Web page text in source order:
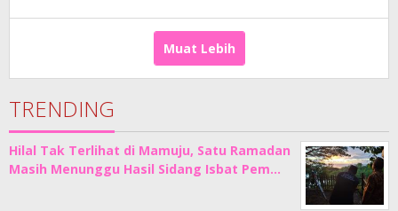
Junaedi
Sholat
Muat Lebih
TRENDING
Hilal Tak Terlihat di Mamuju, Satu Ramadan
Masih Menunggu Hasil Sidang Isbat Pem…